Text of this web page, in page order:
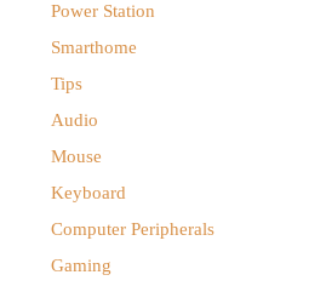
Power Station
Smarthome
Tips
Audio
Mouse
Keyboard
Computer Peripherals
Gaming